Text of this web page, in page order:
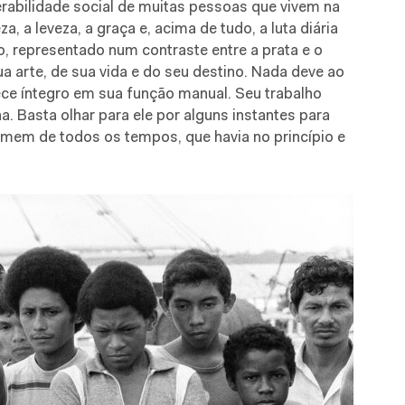
social de muitas pessoas que vivem na
a leveza, a graça e, acima de tudo, a luta diária
representado num contraste entre a prata e o
arte, de sua vida e do seu destino. Nada deve ao
íntegro em sua função manual. Seu trabalho
Basta olhar para ele por alguns instantes para
de todos os tempos, que havia no princípio e